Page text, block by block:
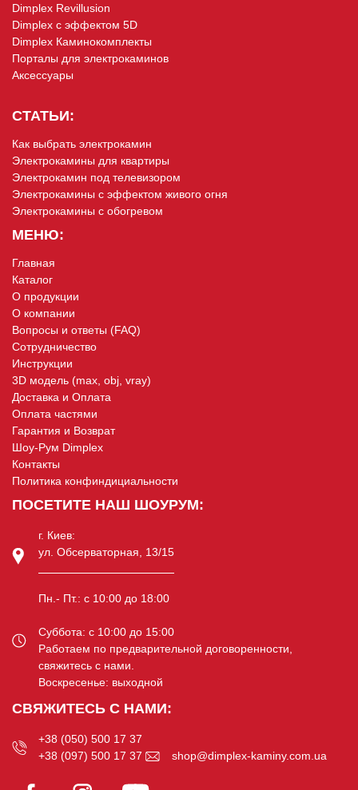
Dimplex Revillusion
Dimplex с эффектом 5D
Dimplex Каминокомплекты
Порталы для электрокаминов
Аксессуары
СТАТЬИ:
Как выбрать электрокамин
Электрокамины для квартиры
Электрокамин под телевизором
Электрокамины с эффектом живого огня
Электрокамины с обогревом
МЕНЮ:
Главная
Каталог
О продукции
О компании
Вопросы и ответы (FAQ)
Сотрудничество
Инструкции
3D модель (max, obj, vray)
Доставка и Оплата
Оплата частями
Гарантия и Возврат
Шоу-Рум Dimplex
Контакты
Политика конфиндициальности
ПОСЕТИТЕ НАШ ШОУРУМ:
г. Киев:
ул. Обсерваторная, 13/15
Пн.- Пт.: c 10:00 до 18:00
Суббота: c 10:00 до 15:00
Работаем по предварительной договоренности,
свяжитесь с нами.
Воскресенье: выходной
СВЯЖИТЕСЬ С НАМИ:
+38 (050) 500 17 37
+38 (097) 500 17 37
shop@dimplex-kaminy.com.ua